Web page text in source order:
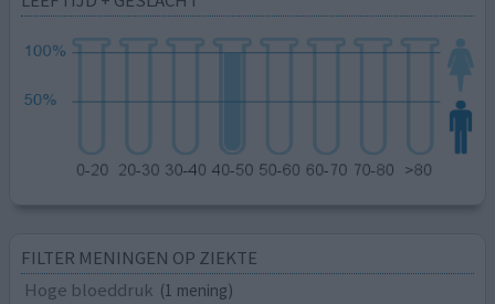
FILTER MENINGEN OP ZIEKTE
Hoge bloeddruk (1 mening)